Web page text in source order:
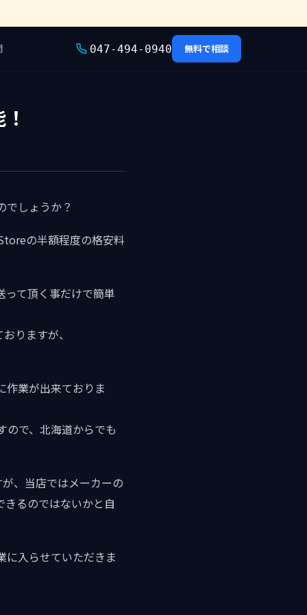
047-494-0940 無料で相談
しょうか？
の半額程度の格安料
て頂く事だけで簡単
りますが、
作業が出来ておりま
ので、北海道からでも
、当店ではメーカーの
るのではないかと自
に入らせていただきま